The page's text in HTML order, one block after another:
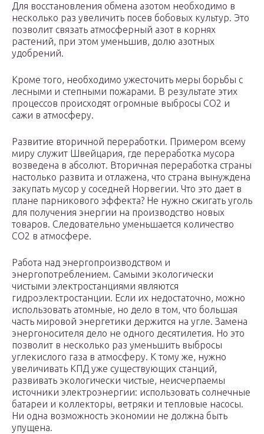
Для восстановления обмена азотом необходимо в
несколько раз увеличить посев бобовых культур. Это
позволит связать атмосферный азот в корнях
растений, при этом уменьшив, долю азотных
удобрений.
Кроме того, необходимо ужесточить меры борьбы с
лесными и степными пожарами. В результате этих
процессов происходят огромные выбросы СО2 и
сажи в атмосферу.
Развитие вторичной переработки. Примером всему
миру служит Швейцария, где переработка мусора
возведена в абсолют. Вторичная переработка страны
настолько развита и отлажена, что страна вынуждена
закупать мусор у соседней Норвегии. Что это дает в
плане парникового эффекта? Не нужно сжигать уголь
для получения энергии на производство новых
товаров. Следовательно уменьшается количество
СО2 в атмосфере.
Работа над энергопроизводством и
энергопотреблением. Самыми экологически
чистыми электростанциями являются
гидроэлектростанции. Если их недостаточно, можно
использовать атомные, но дело в том, что большая
часть мировой энергетики держится на угле. Замена
энергоносителя дело не одного десятилетия. Но это
позволит в несколько раз уменьшить выбросы
углекислого газа в атмосферу. К тому же, нужно
увеличивать КПД уже существующих станций,
развивать экологически чистые, неисчерпаемы
источники электроэнергии: использовать солнечные
батареи и коллекторы, ветряки и тепловые насосы.
Ни одна возможность экономии не должна быть
упущена.